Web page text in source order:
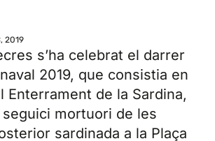
2019
s’ha celebrat el darrer
2019, que consistia en
Enterrament de la Sardina,
mortuori de les
sardinada a la Plaça